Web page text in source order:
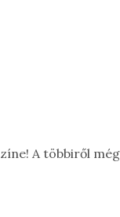
A többiről